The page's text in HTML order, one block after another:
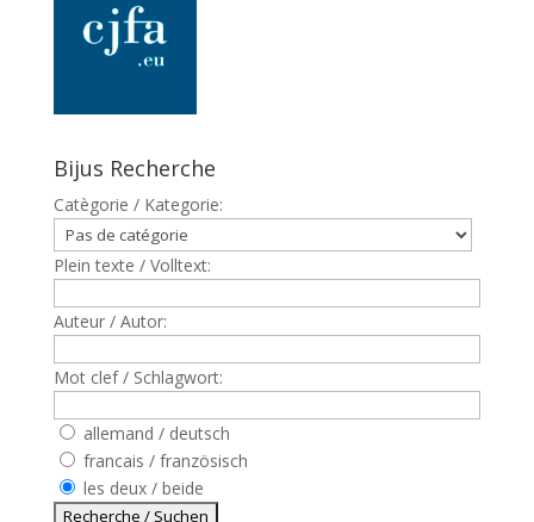
Bijus Recherche
Catègorie / Kategorie:
Plein texte / Volltext:
Auteur / Autor:
Mot clef / Schlagwort:
allemand / deutsch
francais / französisch
les deux / beide